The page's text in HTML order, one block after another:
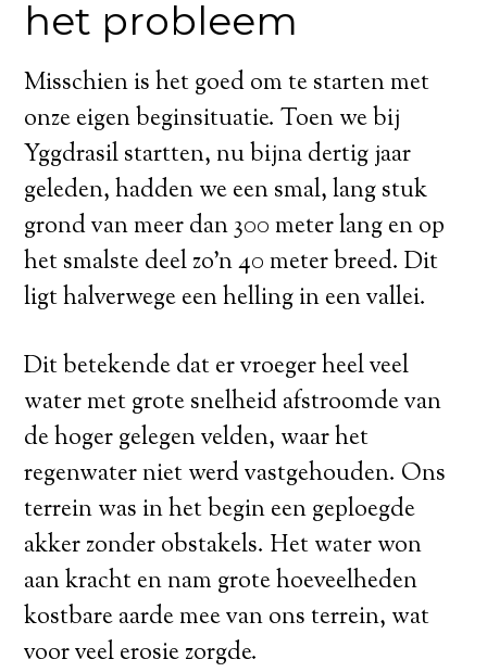
het probleem
Misschien is het goed om te starten met
onze eigen beginsituatie. Toen we bij
Yggdrasil startten, nu bijna dertig jaar
geleden, hadden we een smal, lang stuk
grond van meer dan 300 meter lang en op
het smalste deel zo’n 40 meter breed. Dit
ligt halverwege een helling in een vallei.
Dit betekende dat er vroeger heel veel
water met grote snelheid afstroomde van
de hoger gelegen velden, waar het
regenwater niet werd vastgehouden. Ons
terrein was in het begin een geploegde
akker zonder obstakels. Het water won
aan kracht en nam grote hoeveelheden
kostbare aarde mee van ons terrein, wat
voor veel erosie zorgde.